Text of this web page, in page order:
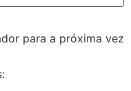
para a próxima vez